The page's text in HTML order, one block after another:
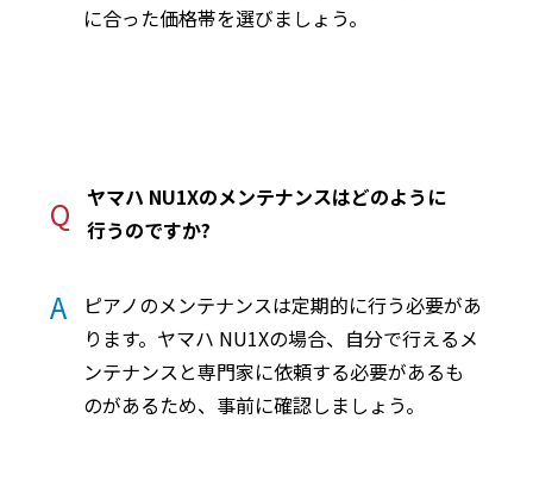
に合った価格帯を選びましょう。
Q
ヤマハ NU1Xのメンテナンスはどのように
行うのですか?
A
ピアノのメンテナンスは定期的に行う必要があ
ります。ヤマハ NU1Xの場合、自分で行えるメ
ンテナンスと専門家に依頼する必要があるも
のがあるため、事前に確認しましょう。